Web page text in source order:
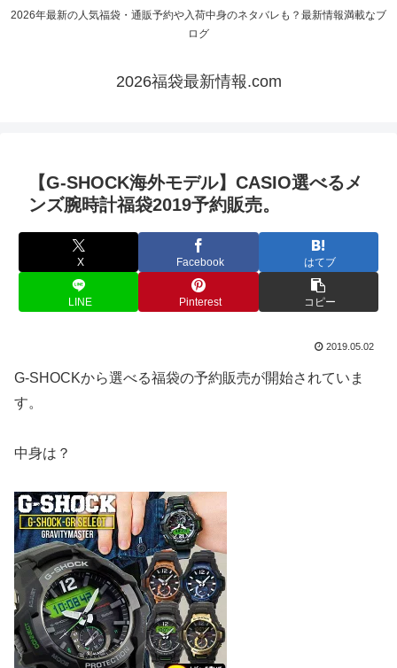
2026年最新の人気福袋・通販予約や入荷中身のネタバレも？最新情報満載なブ
ログ
2026福袋最新情報.com
【G-SHOCK海外モデル】CASIO選べるメ
ンズ腕時計福袋2019予約販売。
X Facebook はてブ
LINE Pinterest コピー
2019.05.02
G-SHOCKから選べる福袋の予約販売が開始されていま
す。
中身は？